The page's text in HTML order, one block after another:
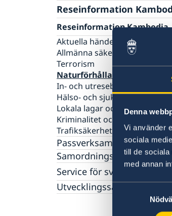
Denna
Vi använder
sociala
till de
med annan
Samtyckesval
Rösta i Kambodja
Konsulär service till svenskar
Om du blir sjuk eller skadar
Larmcentraler
Frihetsberövad i utlandet
Bosatt utomlands
Dödsfall utomlands
Efterlevandepension
Advokatlista
Avgifter
Reseinformation
Reseinformation Kambodja
Aktuella händelser
Allmänna säkerhetsläget
Terrorism
Naturförhållanden och
In- och utresebestämmelser
Hälso- och sjukvård
Lokala lagar och sedvänjor
Kriminalitet och personlig
Trafiksäkerhet
Passverksamhet i
Samordningsnummer
Service för svenska företag
Handel med utlandet
Utvecklingssamarbete